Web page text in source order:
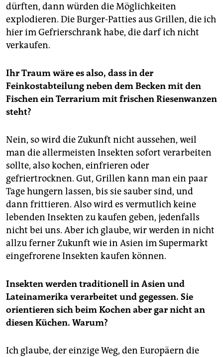
dürften, dann würden die Möglichkeiten
explodieren. Die Burger-Patties aus Grillen, die ich
hier im Gefrierschrank habe, die darf ich nicht
verkaufen.
Ihr Traum wäre es also, dass in der
Feinkostabteilung neben dem Becken mit den
Fischen ein Terrarium mit frischen Riesenwanzen
steht?
Nein, so wird die Zukunft nicht aussehen, weil
man die allermeisten Insekten sofort verarbeiten
sollte, also kochen, einfrieren oder
gefriertrocknen. Gut, Grillen kann man ein paar
Tage hungern lassen, bis sie sauber sind, und
dann frittieren. Also wird es vermutlich keine
lebenden Insekten zu kaufen geben, jedenfalls
nicht bei uns. Aber ich glaube, wir werden in nicht
allzu ferner Zukunft wie in Asien im Supermarkt
eingefrorene Insekten kaufen können.
Insekten werden traditionell in Asien und
Lateinamerika verarbeitet und gegessen. Sie
orientieren sich beim Kochen aber gar nicht an
diesen Küchen. Warum?
Ich glaube, der einzige Weg, den Europäern die